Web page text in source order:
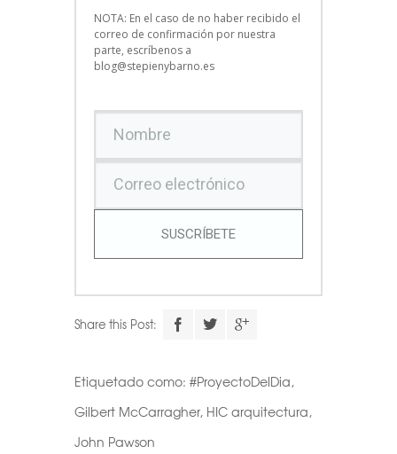
NOTA: En el caso de no haber recibido el
correo de confirmación por nuestra
parte, escríbenos a
blog@stepienybarno.es
SUSCRÍBETE
Share this Post:
Etiquetado como: #ProyectoDelDia,
Gilbert McCarragher, HIC arquitectura,
John Pawson